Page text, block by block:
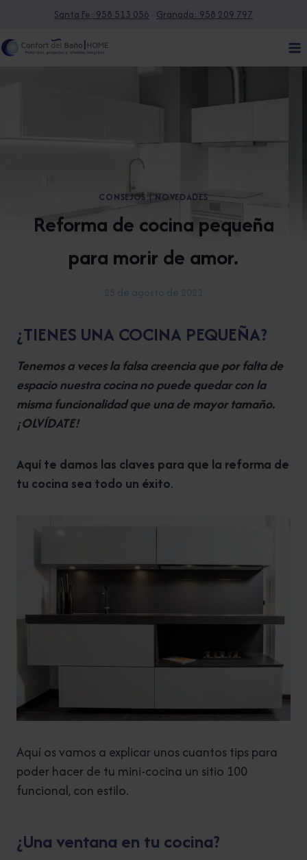
contenido
Santa Fe: 958 513 056 · Granada: 958 209 797
CONSEJOS |NOVEDADES
Reforma de cocina pequeña
para morir de amor.
25 de agosto de 2021
¿TIENES UNA COCINA PEQUEÑA?
Tenemos a veces la falsa creencia que por falta de
espacio nuestra cocina no puede quedar con la
misma funcionalidad que una de mayor tamaño.
¡OLVÍDATE!
Aquí te damos las claves para que la reforma de
tu cocina sea todo un éxito.
Aquí os vamos a explicar unos cuantos tips para
poder hacer de tu mini-cocina un sitio 100
funcional, con estilo.
¿Una ventana en tu cocina?